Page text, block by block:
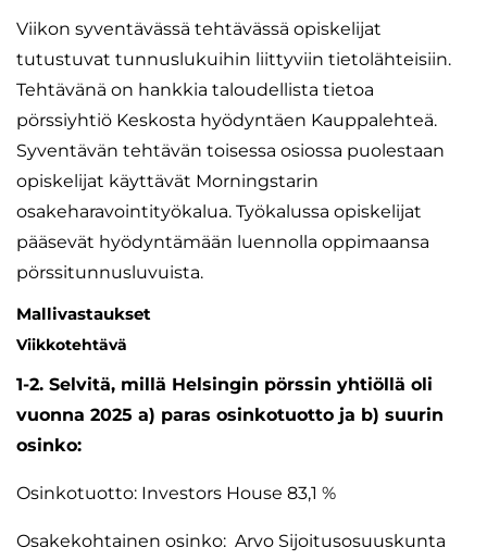
Viikon syventävässä tehtävässä opiskelijat
tutustuvat tunnuslukuihin liittyviin tietolähteisiin.
Tehtävänä on hankkia taloudellista tietoa
pörssiyhtiö Keskosta hyödyntäen Kauppalehteä.
Syventävän tehtävän toisessa osiossa puolestaan
opiskelijat käyttävät Morningstarin
osakeharavointityökalua. Työkalussa opiskelijat
pääsevät hyödyntämään luennolla oppimaansa
pörssitunnusluvuista.
Mallivastaukset
Viikkotehtävä
1-2. Selvitä, millä Helsingin pörssin yhtiöllä oli
vuonna 2025 a) paras osinkotuotto ja b) suurin
osinko:
Osinkotuotto: Investors House 83,1 %
Osakekohtainen osinko: Arvo Sijoitusosuuskunta